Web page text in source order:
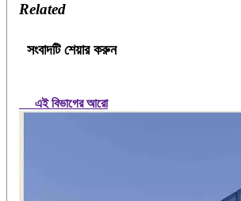
Related
সংবাদটি শেয়ার করুন
এই বিভাগের আরো